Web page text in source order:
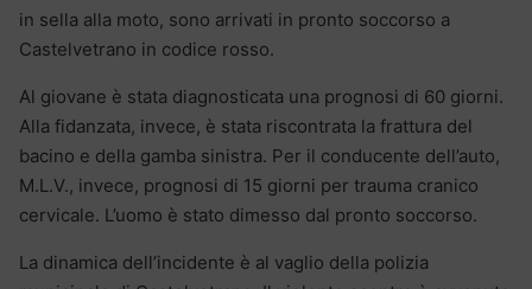
in sella alla moto, sono arrivati in pronto soccorso a
Castelvetrano in codice rosso.
Al giovane è stata diagnosticata una prognosi di 60 giorni.
Alla fidanzata, invece, è stata riscontrata la frattura del
bacino e della gamba sinistra. Per il conducente dell’auto,
M.L.V., invece, prognosi di 15 giorni per trauma cranico
cervicale. L’uomo è stato dimesso dal pronto soccorso.
La dinamica dell’incidente è al vaglio della polizia